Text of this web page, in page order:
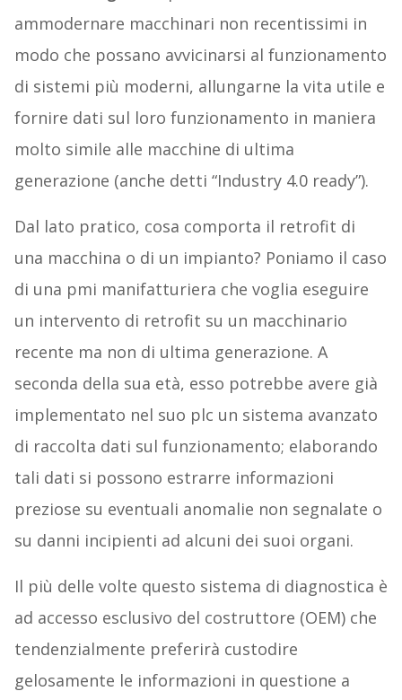
ammodernare macchinari non recentissimi in
modo che possano avvicinarsi al funzionamento
di sistemi più moderni, allungarne la vita utile e
fornire dati sul loro funzionamento in maniera
molto simile alle macchine di ultima
generazione (anche detti “Industry 4.0 ready”).
Dal lato pratico, cosa comporta il retrofit di
una macchina o di un impianto? Poniamo il caso
di una pmi manifatturiera che voglia eseguire
un intervento di retrofit su un macchinario
recente ma non di ultima generazione. A
seconda della sua età, esso potrebbe avere già
implementato nel suo plc un sistema avanzato
di raccolta dati sul funzionamento; elaborando
tali dati si possono estrarre informazioni
preziose su eventuali anomalie non segnalate o
su danni incipienti ad alcuni dei suoi organi.
Il più delle volte questo sistema di diagnostica è
ad accesso esclusivo del costruttore (OEM) che
tendenzialmente preferirà custodire
gelosamente le informazioni in questione a